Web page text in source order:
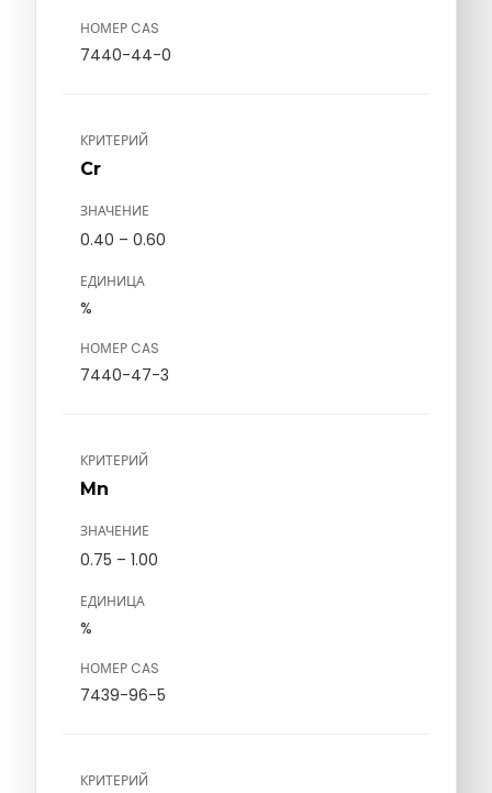
НОМЕР CAS
7440-44-0
КРИТЕРИЙ
Cr
ЗНАЧЕНИЕ
0.40 – 0.60
ЕДИНИЦА
%
НОМЕР CAS
7440-47-3
КРИТЕРИЙ
Mn
ЗНАЧЕНИЕ
0.75 – 1.00
ЕДИНИЦА
%
НОМЕР CAS
7439-96-5
КРИТЕРИЙ